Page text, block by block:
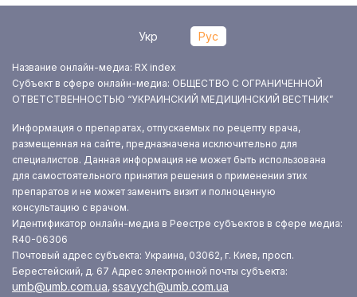
Укр Рус
Название онлайн-медиа: RX index
Субъект в сфере онлайн-медиа: ОБЩЕСТВО С ОГРАНИЧЕННОЙ
ОТВЕТСТВЕННОСТЬЮ “УКРАИНСКИЙ МЕДИЦИНСКИЙ ВЕСТНИК”
Информация о препаратах, отпускаемых по рецепту врача,
размещенная на сайте, предназначена исключительно для
специалистов. Данная информация не может быть использована
для самостоятельного принятия решения о применении этих
препаратов и не может заменить визит и полноценную
консультацию с врачом.
Идентификатор онлайн-медиа в Реестре субъектов в сфере медиа:
R40-06306
Почтовый адрес субъекта: Украина, 03062, г. Киев, просп.
Берестейский, д. 67 Адрес электронной почты субъекта:
umb@umb.com.ua, ssavych@umb.com.ua